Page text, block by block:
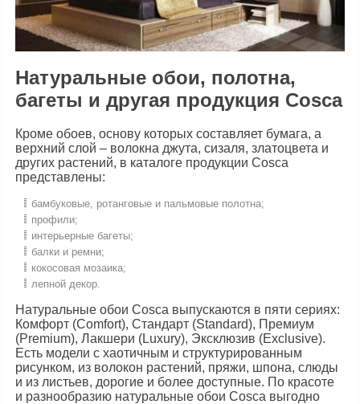
Натуральные обои, полотна,
багеты и другая продукция Сosca
Кроме обоев, основу которых составляет бумага, а
верхний слой – волокна джута, сизаля, златоцвета и
других растений, в каталоге продукции Сosca
представлены:
бамбуковые, ротанговые и пальмовые полотна;
профили;
интерьерные багеты;
балки и ремни;
кокосовая мозаика;
лепной декор.
Натуральные обои Сosca выпускаются в пяти сериях:
Комфорт (Comfort), Стандарт (Standard), Премиум
(Premium), Лакшери (Luxury), Эксклюзив (Exclusive).
Есть модели с хаотичным и структурированным
рисунком, из волокон растений, пряжи, шпона, слюды
и из листьев, дорогие и более доступные. По красоте
и разнообразию натуральные обои Сosca выгодно